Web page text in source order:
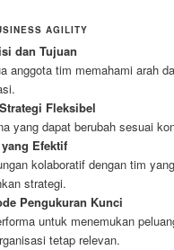
AGILITY
dan Tujuan
anggota tim memahami arah
Fleksibel
yang dapat berubah sesuai
Efektif
kolaboratif dengan tim
strategi.
Pengukuran Kunci
untuk menemukan
tetap relevan.